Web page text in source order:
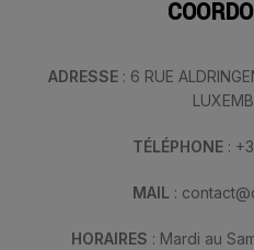
ADRESSE : 6 RUE
TÉLÉPHONE :
MAIL :
HORAIRES : Mardi au